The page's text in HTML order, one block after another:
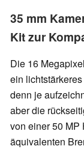
35 mm
Kit zur
Die 16
ein
denn je
aber die
von einer 50
äquivalenten